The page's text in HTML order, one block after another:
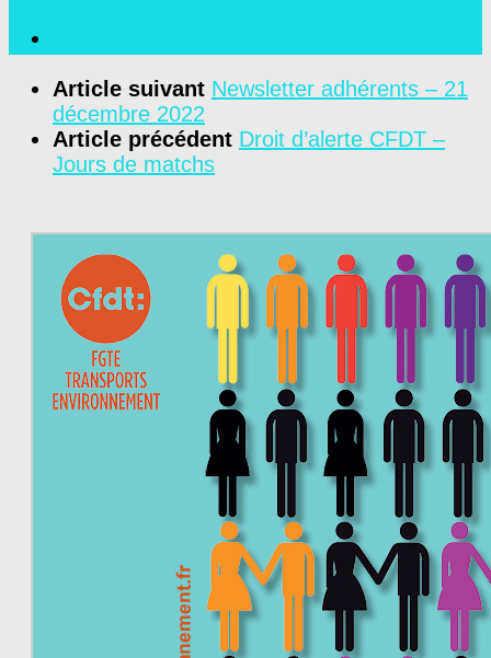
Article suivant Newsletter adhérents – 21
décembre 2022
Article précédent Droit d’alerte CFDT –
Jours de matchs